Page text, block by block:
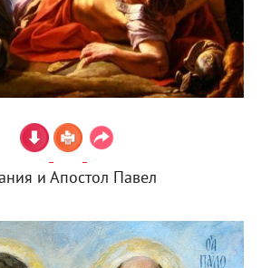
и Апостол Павел